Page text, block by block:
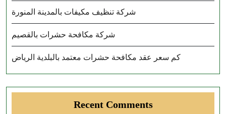
شركة تنظيف مكيفات بالمدينة المنورة
شركة مكافحة حشرات بالقصيم
كم سعر عقد مكافحة حشرات معتمد بالبلدية الرياض
Recent Comments